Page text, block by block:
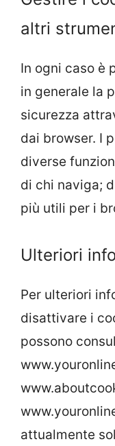
altri
In ogni caso è
in generale la
sicurezza
dai browser. I
diverse
di chi naviga;
più utili per i
Ulteriori
Per ulteriori
disattivare i
possono
attualmente